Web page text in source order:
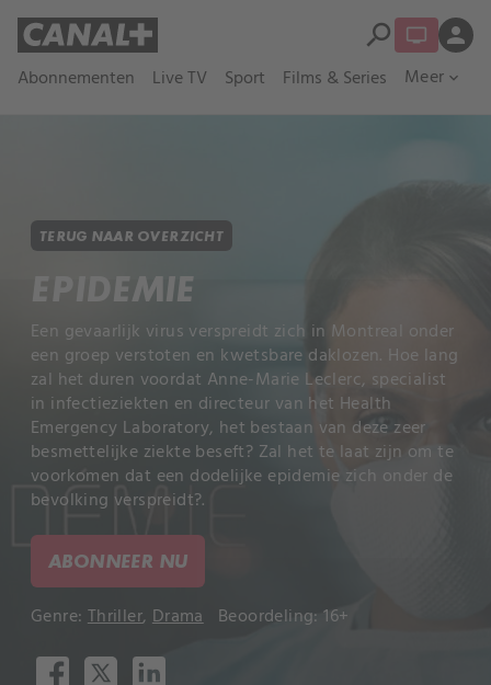
Abonnementen Live TV Sport Films & Series Meer expand_more
search person
TERUG NAAR OVERZICHT
EPIDEMIE
Een gevaarlijk virus verspreidt zich in Montreal onder
een groep verstoten en kwetsbare daklozen. Hoe lang
zal het duren voordat Anne-Marie Leclerc, specialist
in infectieziekten en directeur van het Health
Emergency Laboratory, het bestaan ​​van deze zeer
besmettelijke ziekte beseft? Zal het te laat zijn om te
voorkomen dat een dodelijke epidemie zich onder de
bevolking verspreidt?.
ABONNEER NU
Genre: Thriller, Drama Beoordeling: 16+